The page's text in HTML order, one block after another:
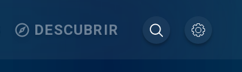
DESCUBRIR